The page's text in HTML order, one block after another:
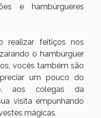
e hambúrgueres
realizar feitiços nos
o hambúrguer
vocês também são
um pouco do
aos colegas da
visita empunhando
mágicas.